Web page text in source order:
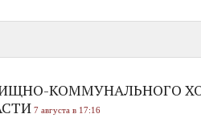
КОММУНАЛЬНОГО
7 августа в 17:16